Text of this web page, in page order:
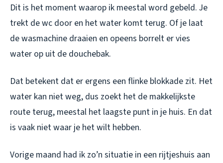
Dit is het moment waarop ik meestal word gebeld. Je
trekt de wc door en het water komt terug. Of je laat
de wasmachine draaien en opeens borrelt er vies
water op uit de douchebak.
Dat betekent dat er ergens een flinke blokkade zit. Het
water kan niet weg, dus zoekt het de makkelijkste
route terug, meestal het laagste punt in je huis. En dat
is vaak niet waar je het wilt hebben.
Vorige maand had ik zo’n situatie in een rijtjeshuis aan